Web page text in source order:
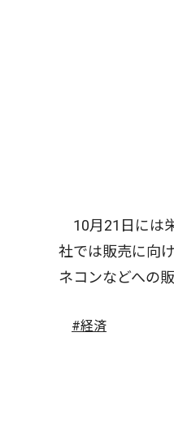
10月21日には
社では販売に向
ネコンなどへの
#経済